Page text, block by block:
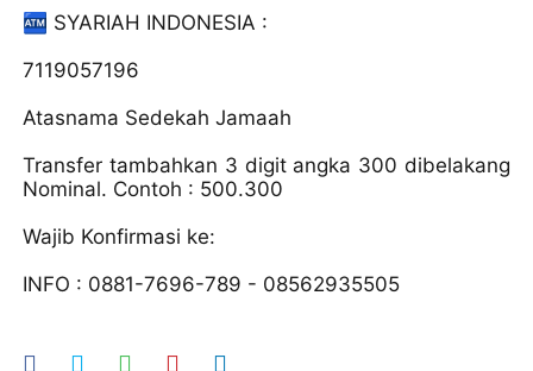
🏧 SYARIAH INDONESIA :
7119057196
Atasnama Sedekah Jamaah
Transfer tambahkan 3 digit angka 300 dibelakang
Nominal. Contoh : 500.300
Wajib Konfirmasi ke:
INFO : 0881-7696-789 - 08562935505